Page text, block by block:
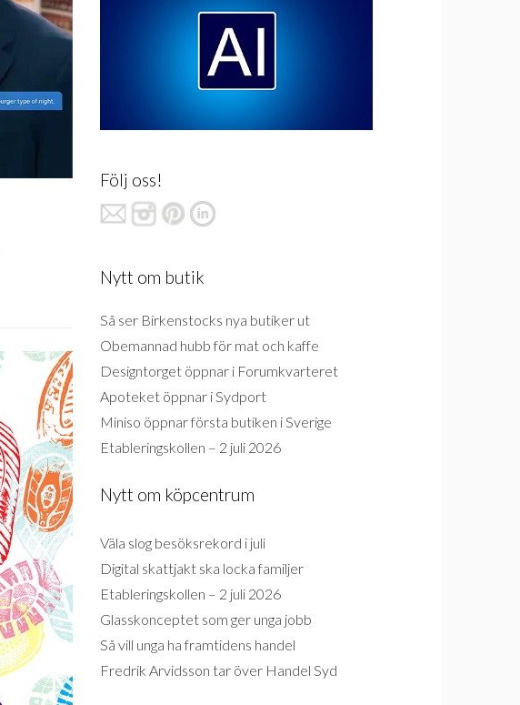
Följ oss!
Nytt om butik
Så ser Birkenstocks nya butiker ut
Obemannad hubb för mat och kaffe
Designtorget öppnar i Forumkvarteret
Apoteket öppnar i Sydport
Miniso öppnar första butiken i Sverige
Etableringskollen – 2 juli 2026
Nytt om köpcentrum
Väla slog besöksrekord i juli
Digital skattjakt ska locka familjer
Etableringskollen – 2 juli 2026
Glasskonceptet som ger unga jobb
Så vill unga ha framtidens handel
Fredrik Arvidsson tar över Handel Syd